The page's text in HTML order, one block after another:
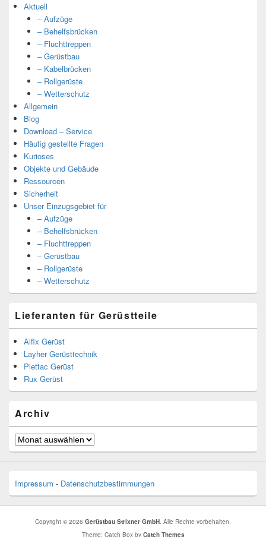
Aktuell
– Aufzüge
– Behelfsbrücken
– Fluchttreppen
– Gerüstbau
– Kabelbrücken
– Rollgerüste
– Wetterschutz
Allgemein
Blog
Download – Service
Häufig gestellte Fragen
Kurioses
Objekte und Gebäude
Ressourcen
Sicherheit
Unser Einzugsgebiet für
– Aufzüge
– Behelfsbrücken
– Fluchttreppen
– Gerüstbau
– Rollgerüste
– Wetterschutz
Lieferanten für Gerüstteile
Alfix Gerüst
Layher Gerüsttechnik
Plettac Gerüst
Rux Gerüst
Archiv
Archiv
Impressum - Datenschutzbestimmungen
Copyright © 2026 Gerüstbau Strixner GmbH. Alle Rechte vorbehalten.
Theme: Catch Box by Catch Themes